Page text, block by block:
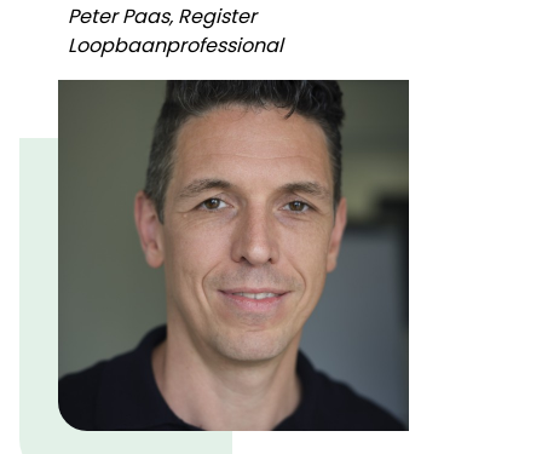
Peter Paas, Register
Loopbaanprofessional